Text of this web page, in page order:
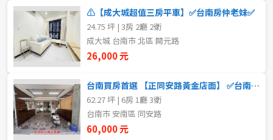
5~10樓
21樓以上
~ 樓
格局
⚠️【成大城超值三房平車】✅台南房仲老妹✅
24.75 坪 | 3房 2廳 2衛
成大城 台南市 北區 開元路
26,000 元
台南買房首選 【正同安路黃金店面】 ✅台南房仲老妹✅
62.27 坪 | 6房 1廳 3衛
台南市 安南區 同安路
60,000 元